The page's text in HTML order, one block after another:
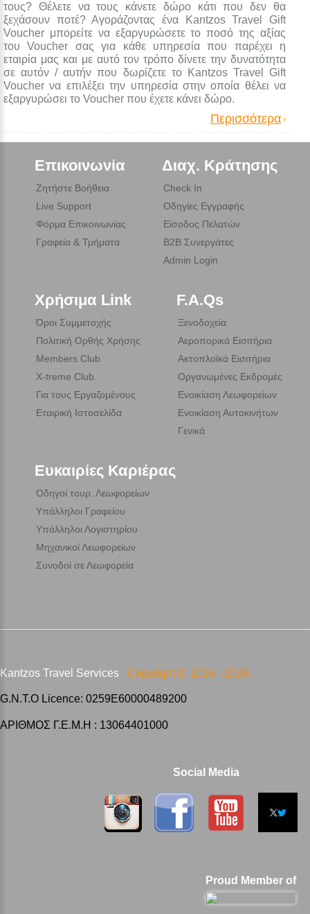
τους? Θέλετε να τους κάνετε δώρο κάτι που δεν θα
ξεχάσουν ποτέ? Αγοράζοντας ένα Kantzos Travel Gift
Voucher μπορείτε να εξαργυρώσετε το ποσό της αξίας
του Voucher σας για κάθε υπηρεσία που παρέχει η
εταιρία μας και με αυτό τον τρόπο δίνετε την δυνατότητα
σε αυτόν / αυτήν που δωρίζετε το Kantzos Travel Gift
Voucher να επιλέξει την υπηρεσία στην οποία θέλει να
εξαργυρώσει το Voucher που έχετε κάνει δώρο.
Περισσότερα
Επικοινωνία
Ζητήστε Βοήθεια
Live Support
Φόρμα Επικοινωνίας
Γραφεία & Τμήματα
Διαχ. Κράτησης
Check In
Οδηγίες Εγγραφής
Είσοδος Πελατών
B2B Συνεργάτες
Admin Login
Χρήσιμα Link
Όροι Συμμετοχής
Πολιτική Ορθής Χρήσης
Members Club
X-treme Club
Για τους Εργαζομένους
Εταιρική Ιστοσελίδα
F.A.Qs
Ξενοδοχεία
Αεροπορικά Εισιτήρια
Ακτοπλοϊκά Εισιτήρια
Οργανωμένες Εκδρομές
Ενοικίαση Λεωφορείων
Ενοικίαση Αυτοκινήτων
Γενικά
Ευκαιρίες Καριέρας
Οδηγοί τουρ. Λεωφορείων
Υπάλληλοι Γραφείου
Υπάλληλοι Λογιστηρίου
Μηχανικοί Λεωφορείων
Συνοδοί σε Λεωφορεία
Kantzos Travel Services Copyright © 2016 - 2026
G.N.T.O Licence: 0259E60000489200
ΑΡΙΘΜΟΣ Γ.Ε.Μ.Η : 13064401000
Social Media
Proud Member of